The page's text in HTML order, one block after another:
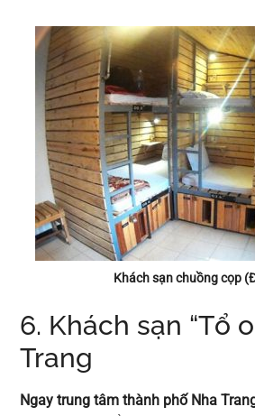
Khách sạn chuồng cọp
6. Khách sạn “Tổ
Trang
Ngay trung tâm thành phố Nha